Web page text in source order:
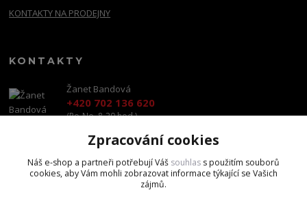
KONTAKTY NA PRODEJNY
KONTAKTY
Žanet Bandová
+420 702 136 620
(Po-Ne, 8-20 hod.)
shop@brandscapital.cz
Zpracování cookies
Náš e-shop a partneři potřebují Váš souhlas s použitím souborů
cookies, aby Vám mohli zobrazovat informace týkající se Vašich
zájmů.